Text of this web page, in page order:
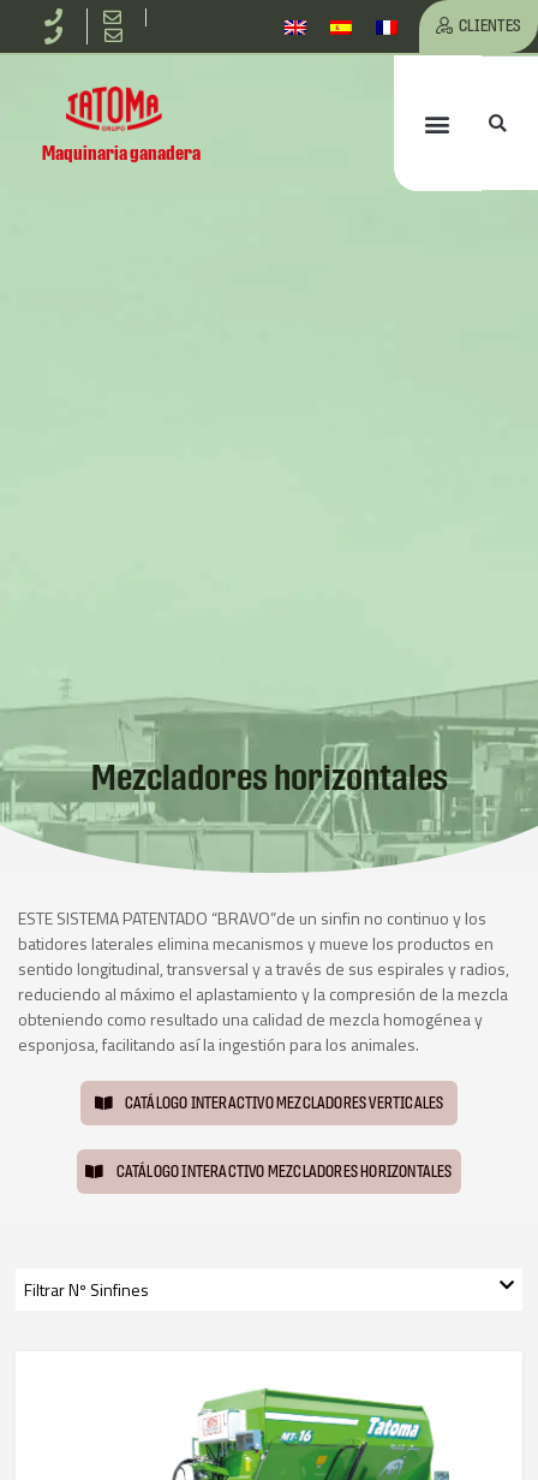
contenido
CLIENTES
Maquinaria ganadera
Menú
Mezcladores horizontales
ESTE SISTEMA PATENTADO “BRAVO”de un sinfin no continuo y los
batidores laterales elimina mecanismos y mueve los productos en
sentido longitudinal, transversal y a través de sus espirales y radios,
reduciendo al máximo el aplastamiento y la compresión de la mezcla
obteniendo como resultado una calidad de mezcla homogénea y
esponjosa, facilitando así la ingestión para los animales.
CATÁLOGO INTERACTIVO MEZCLADORES VERTICALES
CATÁLOGO INTERACTIVO MEZCLADORES HORIZONTALES
FiltrarNº Sinfines